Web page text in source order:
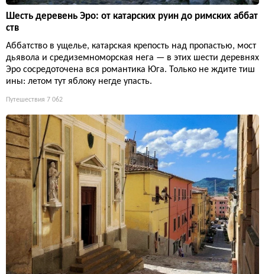
Шесть деревень Эро: от катарских руин до римских аббат
ств
Аббатство в ущелье, катарская крепость над пропастью, мост
дьявола и средиземноморская нега — в этих шести деревнях
Эро сосредоточена вся романтика Юга. Только не ждите тиш
ины: летом тут яблоку негде упасть.
Путешествия 7 062